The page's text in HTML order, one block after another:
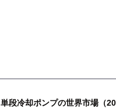
単段冷却ポンプの世界市場（